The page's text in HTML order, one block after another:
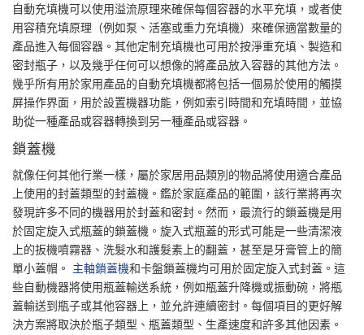
自動充填機可以使用溢流原理來確保每個容器的水平充填，或者使
用容積充填原理（例如泵、活塞或重力充填機）來確保適當數量的
產品進入每個容器。其他定制充填機也可用於按淨重充填、製造和
密封瓶子，以及幾乎任何可以想像的將產品放入容器的其他方法。
幾乎所有用於家用產品的自動充填機都將包括一個易於使用的觸摸
屏操作界面，用於設置機器功能，例如索引時間和充填時間，並協
助從一種產品或容器轉換到另一種產品或容器。
鎖蓋機
就像任何其他行業一樣，屬於家居用品類別的物品將使用適合產品
上使用的封蓋類型的封蓋機。鑑於家庭產品的範圍，該行業將再次
發現許多不同的機器用於封蓋和密封。然而，最流行的鎖蓋機是用
於固定旋入式瓶蓋的鎖蓋機。旋入式瓶蓋的形式可能是一些清潔液
上的扳機噴霧器、洗髮水和護髮素上的翻蓋，甚至是牙膏管上的簡
單小蓋帽。 主軸鎖蓋機和卡盤鎖蓋機均可用於固定旋入式封蓋。這
些自動機器將使用瓶蓋輸送系統，例如瓶蓋升降機或振動碗，將瓶
蓋輸送到瓶子或其他容器上，並允許連續密封。每個項目的更好解
決方案將取決於瓶子類型、瓶蓋類型、生產速度和許多其他因素。